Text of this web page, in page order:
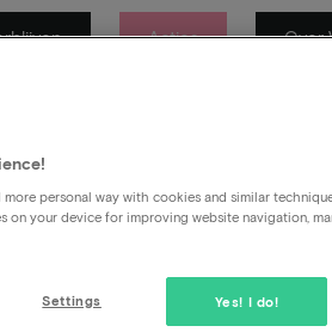
Acties Over
personal way with cookies and similar
on your device for improving website navigation,
Yes! I do!
Settings